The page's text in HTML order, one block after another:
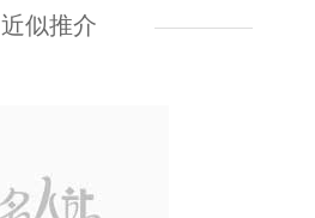
近似推介
鋼 遊艇 灰面
107,000.00